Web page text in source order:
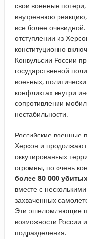
свои военные
внутреннюю реакцию,
все более
отступлении из
конституционно
Конвульсии России
государственной
военных,
конфликтах внутри
сопротивлении
нестабильности.
Российские военные
Херсон и продолжают
оккупированных
огромны, по очень
более 80 000
вместе с
захваченных
Эти ошеломляющие
возможности России
подразделения.